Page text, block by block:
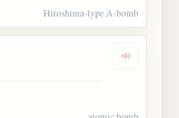
Hiroshima-type A-bomb
Dengarkan